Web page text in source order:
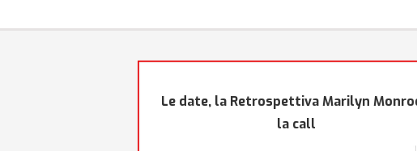
Le date, la Retrospettiva Marilyn
la call